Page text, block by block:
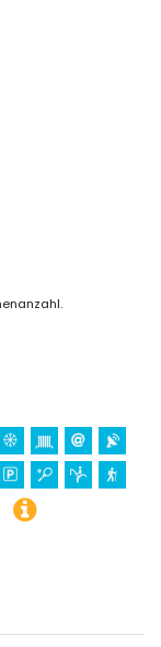
Kilometern von der
Klettern,
und Wasserski
Haus)